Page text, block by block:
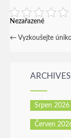
Nezařazené
Post
← Vyzkoušejte
ARCHIVES
Srpen 2026
Červen